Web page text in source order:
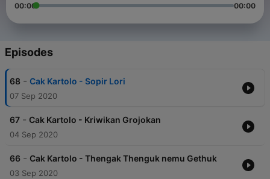
00:00 00:00
Episodes
68 - Cak Kartolo - Sopir Lori
07 Sep 2020
67 - Cak Kartolo - Kriwikan Grojokan
04 Sep 2020
66 - Cak Kartolo - Thengak Thenguk nemu Gethuk
03 Sep 2020